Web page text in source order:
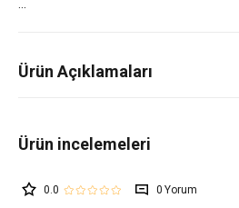
Ürün Açıklamaları
0.0 0